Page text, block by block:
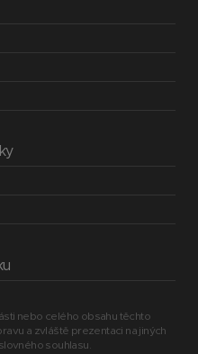
nebo celého obsahu těchto
a zvláště prezentaci na jiných
souhlasu.